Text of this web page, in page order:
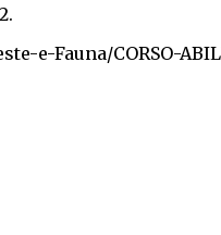
e-Fauna/CORSO-